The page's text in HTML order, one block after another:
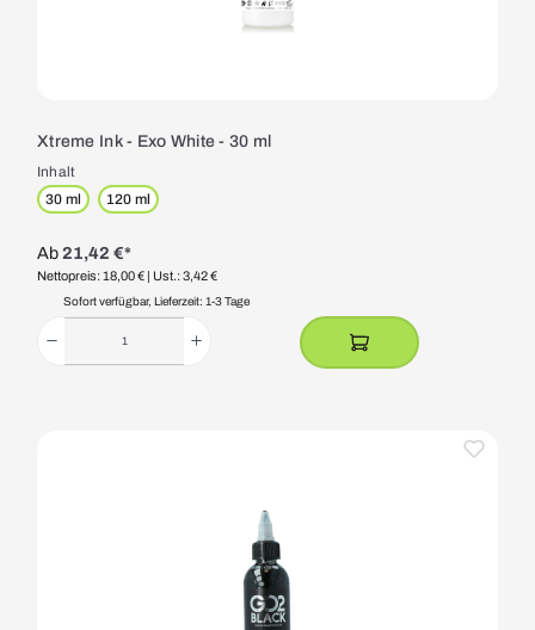
Xtreme Ink - Exo White - 30 ml
Inhalt
30 ml
120 ml
Ab 21,42 €*
Nettopreis: 18,00 € | Ust.: 3,42 €
Sofort verfügbar, Lieferzeit: 1-3 Tage